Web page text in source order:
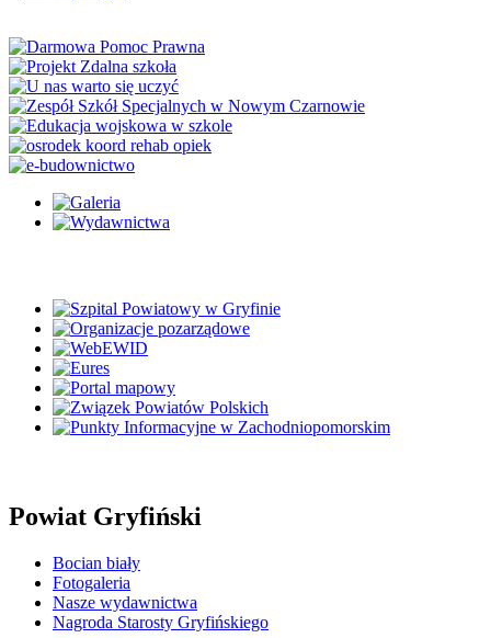
Powiat Gryfiński
Bocian biały
Fotogaleria
Nasze wydawnictwa
Nagroda Starosty Gryfińskiego